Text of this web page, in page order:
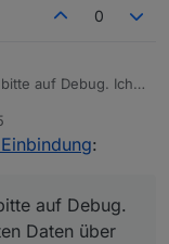
ist nichts passiert.
auch massiv
0
auf Debug. Ich
:
auf Debug.
Daten über